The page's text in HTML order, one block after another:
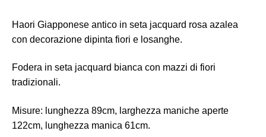
Haori Giapponese antico in seta jacquard rosa azalea
con decorazione dipinta fiori e losanghe.
Fodera in seta jacquard bianca con mazzi di fiori
tradizionali.
Misure: lunghezza 89cm, larghezza maniche aperte
122cm, lunghezza manica 61cm.